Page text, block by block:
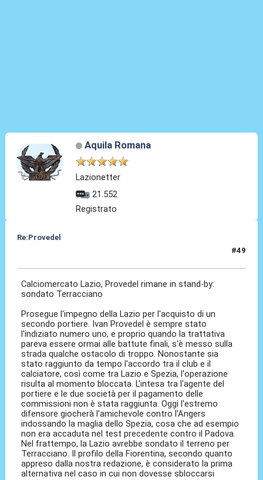
Aquila Romana
Lazionetter
21.552
Registrato
Re:Provedel
#49
Calciomercato Lazio, Provedel rimane in stand-by:
sondato Terracciano
Prosegue l'impegno della Lazio per l'acquisto di un
secondo portiere. Ivan Provedel è sempre stato
l'indiziato numero uno, e proprio quando la trattativa
pareva essere ormai alle battute finali, s'è messo sulla
strada qualche ostacolo di troppo. Nonostante sia
stato raggiunto da tempo l'accordo tra il club e il
calciatore, così come tra Lazio e Spezia, l'operazione
risulta al momento bloccata. L'intesa tra l'agente del
portiere e le due società per il pagamento delle
commissioni non è stata raggiunta. Oggi l'estremo
difensore giocherà l'amichevole contro l'Angers
indossando la maglia dello Spezia, cosa che ad esempio
non era accaduta nel test precedente contro il Padova.
Nel frattempo, la Lazio avrebbe sondato il terreno per
Terracciano. Il profilo della Fiorentina, secondo quanto
appreso dalla nostra redazione, è considerato la prima
alternativa nel caso in cui non dovesse sbloccarsi